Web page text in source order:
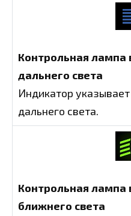
Контрольная лампа
дальнего света
Индикатор
дальнего света.
Контрольная лампа
ближнего света